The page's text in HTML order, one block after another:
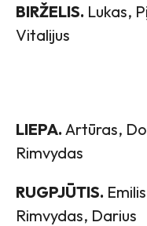
BIRŽELIS. Lukas,
Vitalijus
LIEPA. Artūras,
Rimvydas
RUGPJŪTIS.
Rimvydas, Darius